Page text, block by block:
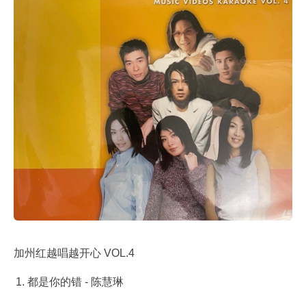
加州红越唱越开心 VOL.4
都是你的错 - 陈慧琳